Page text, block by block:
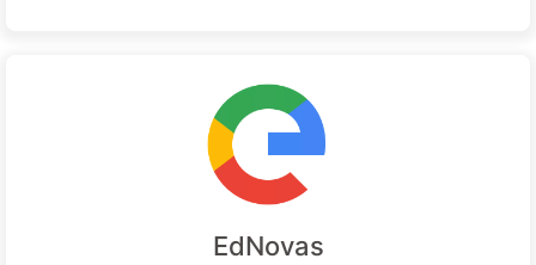
EdNovas